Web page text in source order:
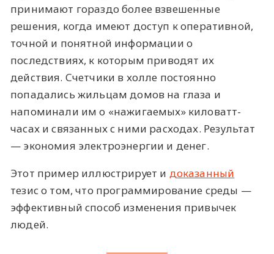
принимают гораздо более взвешенные
решения, когда имеют доступ к оперативной,
точной и понятной информации о
последствиях, к которым приводят их
действия. Счетчики в холле постоянно
попадались жильцам домов на глаза и
напоминали им о «нажигаемых» киловатт-
часах и связанных с ними расходах. Результат
— экономия электроэнергии и денег.
Этот пример иллюстрирует и доказанный
тезис о том, что программирование среды —
эффективный способ изменения привычек
людей.